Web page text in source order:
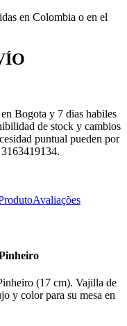
en Colombia o en el
Bogota y 7 dias habiles
de stock y cambios
puntual pueden por
Avaliações
(17 cm). Vajilla de
y color para su mesa en